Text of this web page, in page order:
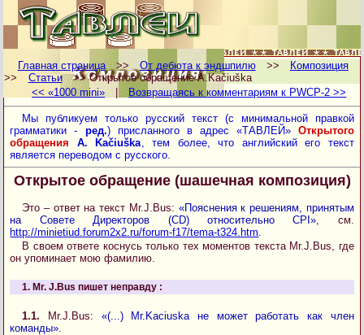
Главная страница >> От дебюта к эндшпилю >>
Композиция
>>
Статьи
>> Открытое обращение A.Kačiuška
<< «1000 mini»
| Возвращаясь к комментариям к PWCP-2 >>
Мы публикуем только русский текст (с минимальной правкой
грамматики - ред.) присланного в адрес «ТАВЛЕЙ» Открытого
обращения A. Kačiuška, тем более, что английский его текст
является переводом с русского.
Открытое обращение (шашечная композиция)
Это – ответ на текст Mr.J.Bus: «Пояснения к решениям, принятым
на Совете Директоров (СD) относительно CPI», см.
http://minietiud.forum2x2.ru/forum-f17/tema-t324.htm.
В своем ответе коснусь только тех моментов текста Mr.J.Bus, где
он упоминает мою фамилию.
1. Mr. J.Bus пишет неправду :
1.1. Mr.J.Bus: «(...) Mr.Kaciuska не может работать как член
команды».